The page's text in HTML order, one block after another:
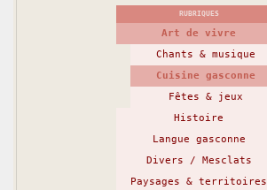
RUBRIQUES
Art de vivre
Chants & musique
Cuisine gasconne
Fêtes & jeux
Histoire
Langue gasconne
Divers / Mesclats
Paysages & territoires